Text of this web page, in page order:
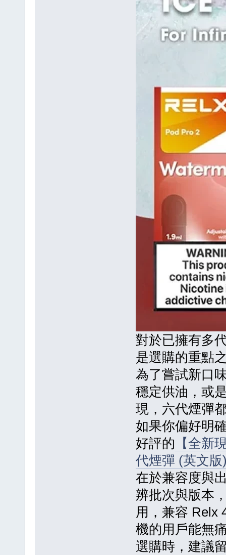
對於已擁有多
是選購的重點
為了嘗試新口
穩定供油，或
現，六代煙彈
如果你偏好明
好評的 【全新
代煙彈 (英文
在於兼容度與
辨批次與版本
用，兼容 Relx
機的用戶能無
選購時，建議